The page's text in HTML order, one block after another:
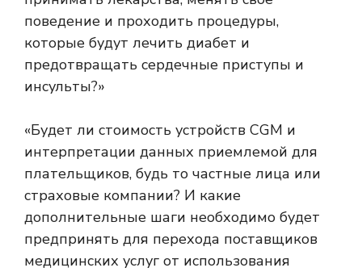
поведение и проходить процедуры,
которые будут лечить диабет и
предотвращать сердечные приступы и
инсульты?»
«Будет ли стоимость устройств CGM и
интерпретации данных приемлемой для
плательщиков, будь то частные лица или
страховые компании? И какие
дополнительные шаги необходимо будет
предпринять для перехода поставщиков
медицинских услуг от использования